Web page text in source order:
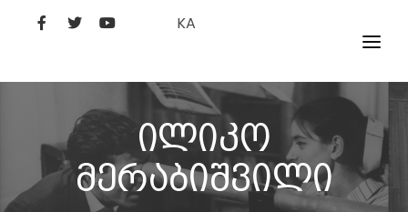
KA
ᲤᲘᲚᲛᲔᲑᲘ
ᲮᲔᲚᲝᲕᲐᲜᲘ
ᲙᲘᲜᲝᲡᲢᲣᲓᲘᲐ
ᲙᲘᲜᲝᲐᲙᲐᲓᲔᲛᲘᲐ
ილიკო
მერაბიშვილი